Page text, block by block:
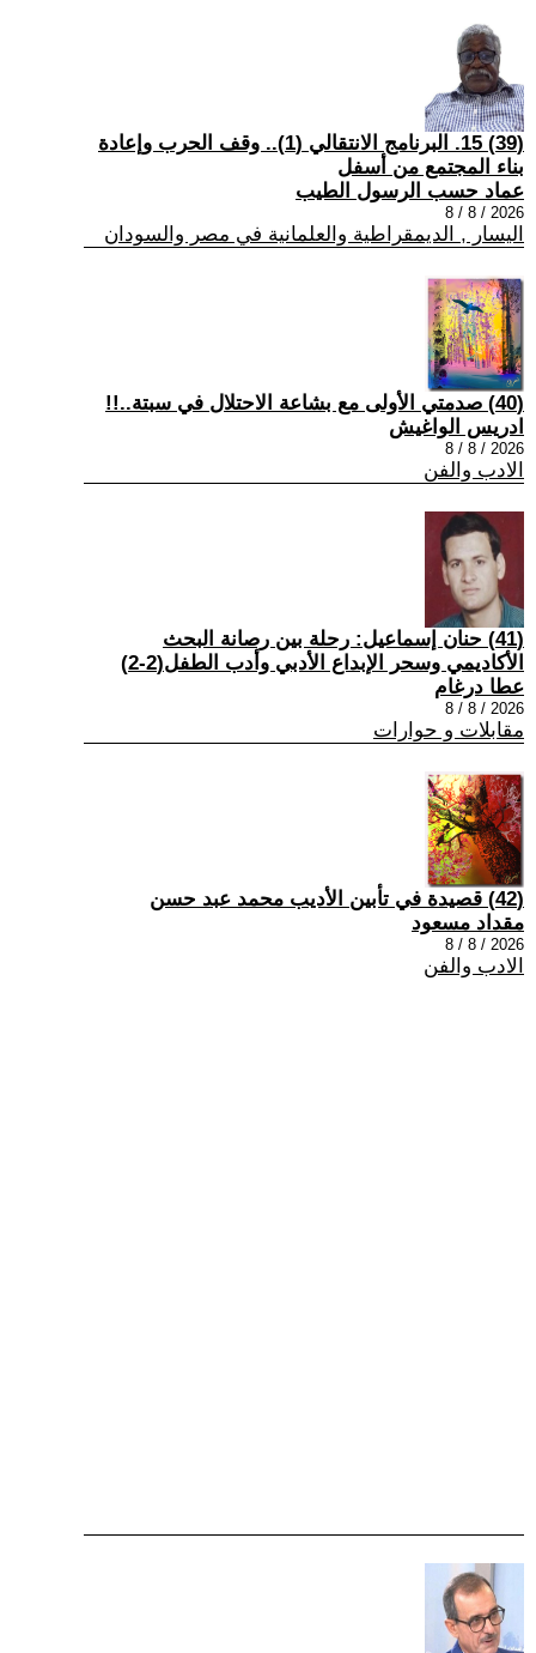
(39) 15. البرنامج الانتقالي (1).. وقف الحرب وإعادة
بناء المجتمع من أسفل
عماد حسب الرسول الطيب
2026 / 8 / 8
اليسار , الديمقراطية والعلمانية في مصر والسودان
(40) صدمتي الأولى مع بشاعة الاحتلال في سبتة..!!
ادريس الواغيش
2026 / 8 / 8
الادب والفن
(41) حنان إسماعيل: رحلة بين رصانة البحث
الأكاديمي وسحر الإبداع الأدبي وأدب الطفل(2-2)
عطا درغام
2026 / 8 / 8
مقابلات و حوارات
(42) قصيدة في تأبين الأديب محمد عبد حسن
مقداد مسعود
2026 / 8 / 8
الادب والفن